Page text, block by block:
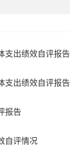
支出绩效自评报告
支出绩效自评报告
报告
自评情况